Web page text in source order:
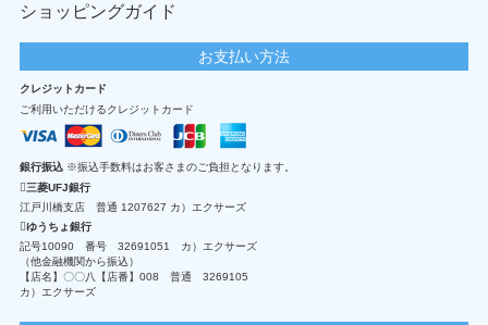
ショッピングガイド
お支払い方法
クレジットカード
ご利用いただけるクレジットカード
銀行振込 ※振込手数料はお客さまのご負担となります。
三菱UFJ銀行
江戸川橋支店 普通 1207627 カ）エクサーズ
ゆうちょ銀行
記号10090 番号 32691051 カ）エクサーズ
（他金融機関から振込）
【店名】〇〇八【店番】008 普通 3269105
カ）エクサーズ